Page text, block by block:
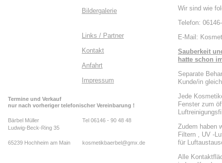
Bildergalerie
Links / Partner
Kontakt
Anfahrt
Impressum
Termine und Verkauf
nur nach vorheriger telefonischer Vereinbarung !
Bärbel Müller
Tel 06146 - 90 48 48
Ludwig-Beck-Ring 35
65239 Hochheim am Main kosmetikbaerbel@gmx.de
Wir sind wie
Telefon:
E-Mail:
Sauberkeit
hatte schon
Separate
Kunde/in
Jede
Fenster zum
Zudem haben
Filtern , UV -
für
Alle